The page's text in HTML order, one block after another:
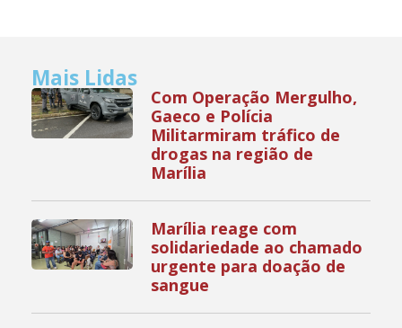
Mais Lidas
Com Operação Mergulho,
Gaeco e Polícia
Militarmiram tráfico de
drogas na região de
Marília
Marília reage com
solidariedade ao chamado
urgente para doação de
sangue